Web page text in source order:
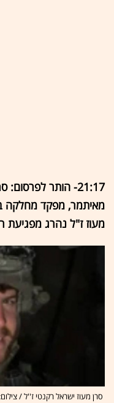
מעוז ז"ל נהרג מפגיעת
סרן מעוז ישראל רקנטי ז''ל / צילום: N12